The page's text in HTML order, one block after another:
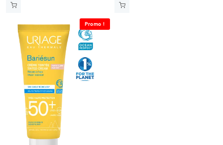
Promo !